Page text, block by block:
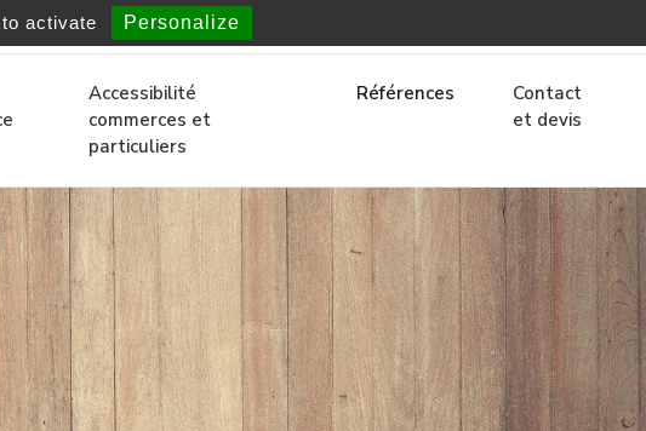
Accessibilité
commerces et
particuliers
Références
Contact
et devis
activate Personalize